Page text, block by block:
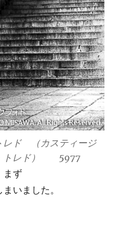
ド （カスティージ
・トレド） 5977
まず
いました。